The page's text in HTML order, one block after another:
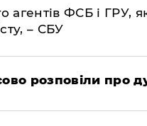
агентів ФСБ і ГРУ,
– СБУ
розповіли про